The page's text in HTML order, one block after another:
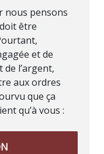
nous pensons
être
et de
l’argent,
aux ordres
que ça
qu’à vous :